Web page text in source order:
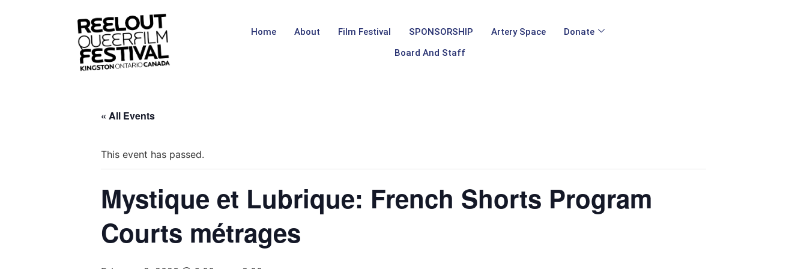
Home About Film Festival SPONSORSHIP Artery Space
Donate
Board And Staff
« All Events
This event has passed.
Mystique et Lubrique: French Shorts Program
Courts métrages